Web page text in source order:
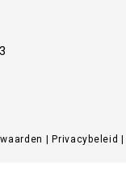
|Privacybeleid